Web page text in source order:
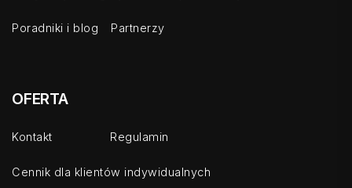
Poradniki i blog Partnerzy
OFERTA
Kontakt Regulamin
Cennik dla klientów indywidualnych